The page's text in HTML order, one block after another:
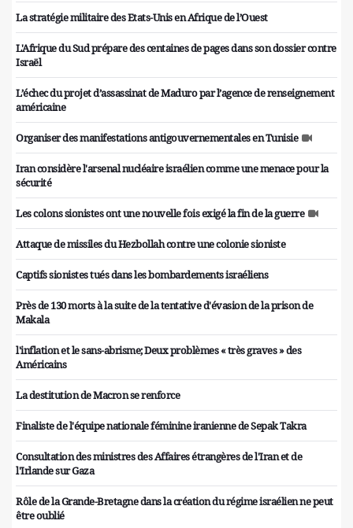
La stratégie militaire des Etats-Unis en Afrique de l’Ouest
L'Afrique du Sud prépare des centaines de pages dans son dossier contre
Israël
L’échec du projet d’assassinat de Maduro par l’agence de renseignement
américaine
Organiser des manifestations antigouvernementales en Tunisie
Iran considère l'arsenal nucléaire israélien comme une menace pour la
sécurité
Les colons sionistes ont une nouvelle fois exigé la fin de la guerre
Attaque de missiles du Hezbollah contre une colonie sioniste
Captifs sionistes tués dans les bombardements israéliens
Près de 130 morts à la suite de la tentative d'évasion de la prison de
Makala
l'inflation et le sans-abrisme; Deux problèmes « très graves » des
Américains
La destitution de Macron se renforce
Finaliste de l'équipe nationale féminine iranienne de Sepak Takra
Consultation des ministres des Affaires étrangères de l'Iran et de
l'Irlande sur Gaza
Rôle de la Grande-Bretagne dans la création du régime israélien ne peut
être oublié